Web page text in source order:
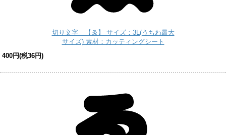
切り文字 【ゑ】 サイズ：3L(うちわ最大
サイズ) 素材：カッティングシート
400円(税36円)